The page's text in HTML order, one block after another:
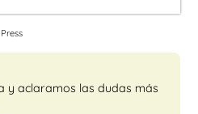
y aclaramos las dudas más